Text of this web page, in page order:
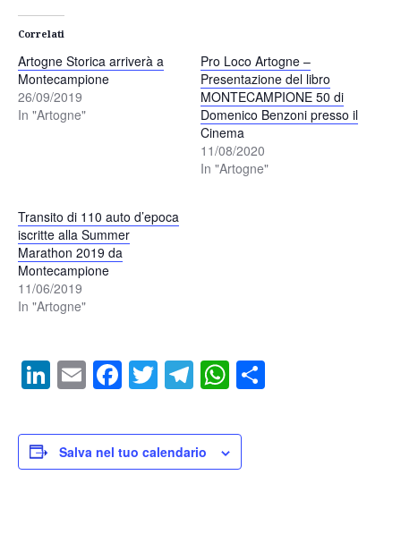
Correlati
Artogne Storica arriverà a
Montecampione
26/09/2019
In "Artogne"
Pro Loco Artogne –
Presentazione del libro
MONTECAMPIONE 50 di
Domenico Benzoni presso il
Cinema
11/08/2020
In "Artogne"
Transito di 110 auto d’epoca
iscritte alla Summer
Marathon 2019 da
Montecampione
11/06/2019
In "Artogne"
LinkedIn
EmailFacebook
Twitter
Telegram
WhatsApp
Salva nel tuo calendario